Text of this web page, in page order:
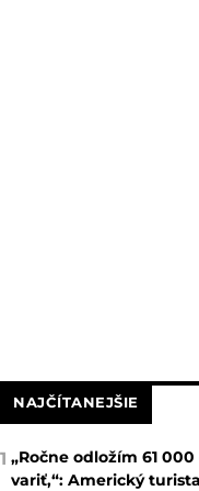
NAJČÍTANEJŠIE
1 „Ročne odložím 61
variť,“: Americký